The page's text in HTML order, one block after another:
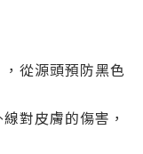
從源頭預防黑色
對皮膚的傷害，